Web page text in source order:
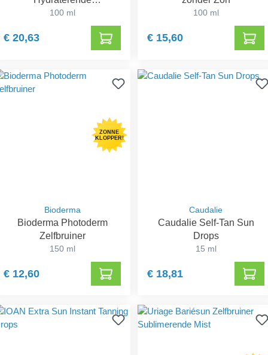
Zelfbruinende Melk
100 ml
€ 20,63
100 ml
€ 15,60
ZONNE
KLOPPER!
Bioderma
Bioderma Photoderm
Zelfbruiner
150 ml
€ 12,60
Caudalie
Caudalie Self-Tan Sun
Drops
15 ml
€ 18,81